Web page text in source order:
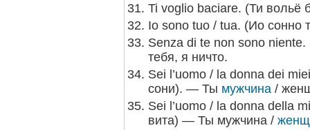
Ti voglio baciare. (Ти
Io sono tuo / tua. (Ио сонно
Senza di te non sono
тебя, я ничто.
Sei l’uomo / la donna dei
сони). — Ты мужчина /
Sei l’uomo / la donna della
вита) — Ты мужчина /